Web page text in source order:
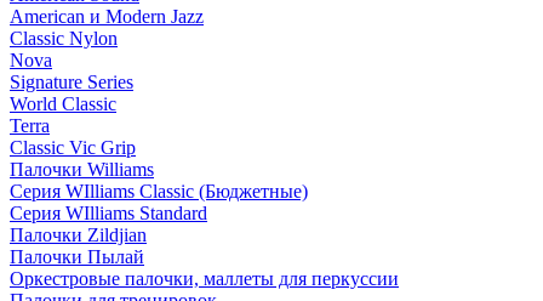
American и Modern Jazz
Classic Nylon
Nova
Signature Series
World Classic
Terra
Classic Vic Grip
Палочки Williams
Серия WIlliams Classic (Бюджетные)
Серия WIlliams Standard
Палочки Zildjian
Палочки Пылай
Оркестровые палочки, маллеты для перкуссии